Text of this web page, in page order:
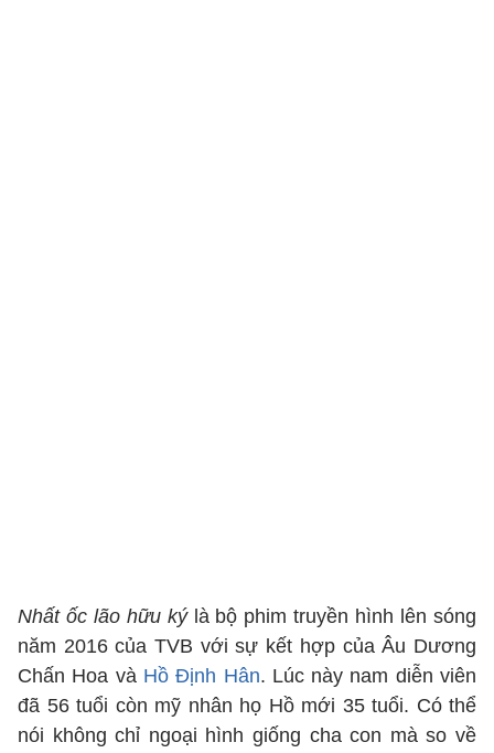
Nhất ốc lão hữu ký là bộ phim truyền hình lên sóng
năm 2016 của TVB với sự kết hợp của Âu Dương
Chấn Hoa và Hồ Định Hân. Lúc này nam diễn viên
đã 56 tuổi còn mỹ nhân họ Hồ mới 35 tuổi. Có thể
nói không chỉ ngoại hình giống cha con mà so về